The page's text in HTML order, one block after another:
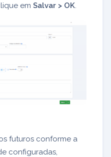
em Salvar > OK
futuros conforme a
configuradas,